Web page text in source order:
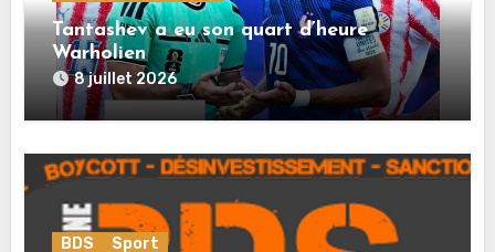
Tantashev a eu son quart d’heure
Warholien
8 juillet 2026
BDS Sport